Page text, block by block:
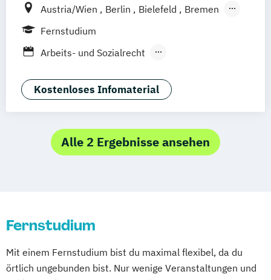
Austria/Wien Berlin Bielefeld
Bremen
Dortmund
Hamburg Hannover
Kaiserslautern/Kusel Kiel
Ludwigshafen/Diez München
Online-Fernstudium Regensburg Stade
Stuttgart Köln
Offenbach bei Frankfurt am Main
Fernstudium
Arbeits- und Sozialrecht
Unternehmensrecht Wirtschaftsrecht
Kostenloses Infomaterial
Alle 2 Ergebnisse ansehen
Fernstudium
Mit einem Fernstudium bist du maximal flexibel, da du
örtlich ungebunden bist. Nur wenige Veranstaltungen und